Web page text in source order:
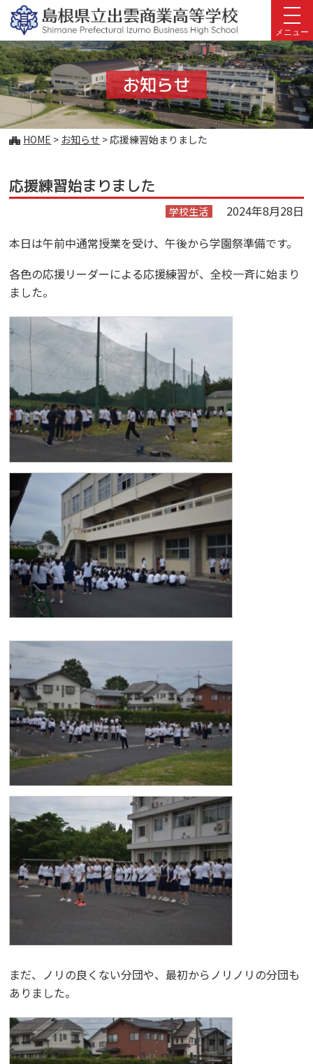
このページの本文へ
メニュー
お知らせ
こ
ー
ジ
置:
HOME > お知らせ >応援練習始まりました
応援練習始まりました
学校生活
2024年8月28日
本日は午前中通常授業を受け、午後から学園祭準備です。
各色の応援リーダーによる応援練習が、全校一斉に始まり
ました。
まだ、ノリの良くない分団や、最初からノリノリの分団も
ありました。